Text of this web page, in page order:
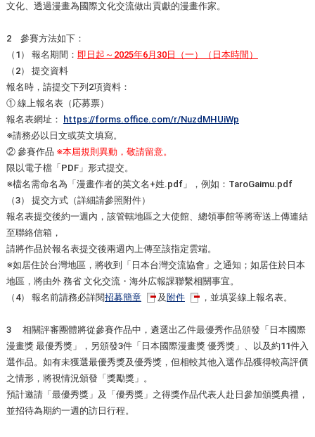
文化、透過漫畫為國際文化交流做出貢獻的漫畫作家。
2 參賽方法如下：
（1） 報名期間： 即日起～2025年6月30日（一）（日本時間）
（2） 提交資料
報名時，請提交下列2項資料：
① 線上報名表（応募票）
報名表網址：
https://forms.office.com/r/NuzdMHUiWp
※請務必以日文或英文填寫。
② 參賽作品 ※本屆規則異動，敬請留意。
限以電子檔「PDF」形式提交。
※檔名需命名為「漫畫作者的英文名+姓.pdf」，例如：TaroGaimu.pdf
（3） 提交方式（詳細請參照附件）
報名表提交後約一週內，該管轄地區之大使館、總領事館等將寄送上傳連結
至聯絡信箱，
請將作品於報名表提交後兩週內上傳至該指定雲端。
※如居住於台灣地區，將收到「日本台灣交流協會」之通知；如居住於日本
地區，將由外 務省 文化交流・海外広報課聯繫相關事宜。
（4） 報名前請務必詳閱招募簡章 及 附件 ，並填妥線上報名表。
3 相關評審團體將從參賽作品中，遴選出乙件最優秀作品頒發「日本國際
漫畫獎 最優秀獎」，另頒發3件「日本國際漫畫獎 優秀獎」、以及約11件入
選作品。如有未獲選最優秀獎及優秀獎，但相較其他入選作品獲得較高評價
之情形，將視情況頒發「獎勵獎」。
預計邀請「最優秀獎」及「優秀獎」之得獎作品代表人赴日參加頒獎典禮，
並招待為期約一週的訪日行程。